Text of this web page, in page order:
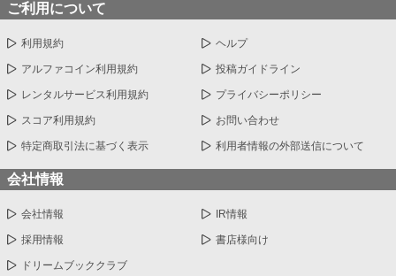
ご利用について
利用規約 ヘルプ
アルファコイン利用規約 投稿ガイドライン
レンタルサービス利用規約 プライバシーポリシー
スコア利用規約 お問い合わせ
特定商取引法に基づく表示 利用者情報の外部送信について
会社情報
会社情報 IR情報
採用情報 書店様向け
ドリームブッククラブ